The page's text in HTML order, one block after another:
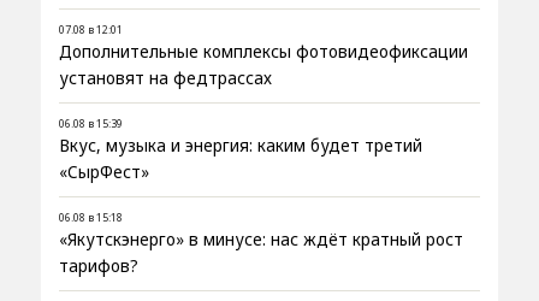
07.08 в 12:01
Дополнительные комплексы фотовидеофиксации
установят на федтрассах
06.08 в 15:39
Вкус, музыка и энергия: каким будет третий
«СырФест»
06.08 в 15:18
«Якутскэнерго» в минусе: нас ждёт кратный рост
тарифов?